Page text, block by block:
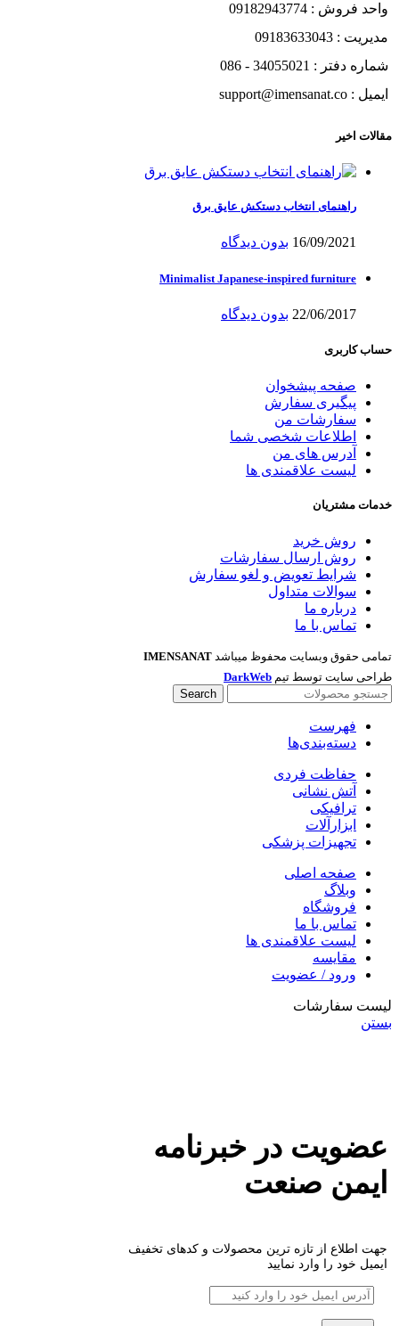
واحد فروش : 09182943774
مدیریت : 09183633043
شماره دفتر : 34055021 - 086
ایمیل : support@imensanat.co
مقالات اخیر
راهنمای انتخاب دستکش عایق برق
16/09/2021 بدون دیدگاه
Minimalist Japanese-inspired furniture
22/06/2017 بدون دیدگاه
حساب کاربری
صفحه پیشخوان
پیگیری سفارش
سفارشات من
اطلاعات شخصی شما
آدرس های من
لیست علاقمندی ها
خدمات مشتریان
روش خرید
روش ارسال سفارشات
شرایط تعویض و لغو سفارش
سوالات متداول
درباره ما
تماس با ما
تمامی حقوق وبسایت محفوظ میباشد IMENSANAT
طراحی سایت توسط تیم DarkWeb
Search
فهرست
دسته‌بندی‌ها
حفاظت فردی
آتش نشانی
ترافیکی
ابزارآلات
تجهیزات پزشکی
صفحه اصلی
وبلاگ
فروشگاه
تماس با ما
لیست علاقمندی ها
مقایسه
ورود / عضویت
لیست سفارشات
بستن
عضویت در خبرنامه
ایمن صنعت
جهت اطلاع از تازه ترین محصولات و کدهای تخفیف
ایمیل خود را وارد نمایید